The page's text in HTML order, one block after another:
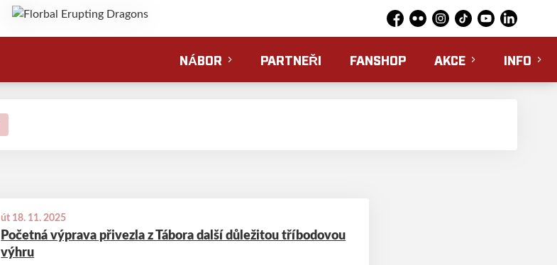
Facebook
Flickr Instagram
TikTokYouTubeLinkedIn
NÁBOR PARTNEŘI FANSHOP AKCE INFO
út 18. 11. 2025
Početná výprava přivezla z Tábora další důležitou tříbodovou
výhru